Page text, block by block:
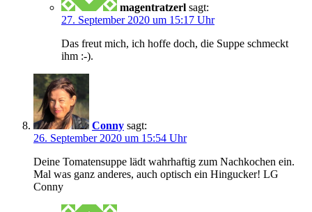
magentratzerl sagt:
27. September 2020 um 15:17 Uhr
Das freut mich, ich hoffe doch, die Suppe schmeckt
ihm :-).
Conny sagt:
26. September 2020 um 15:54 Uhr
Deine Tomatensuppe lädt wahrhaftig zum Nachkochen ein.
Mal was ganz anderes, auch optisch ein Hingucker! LG
Conny